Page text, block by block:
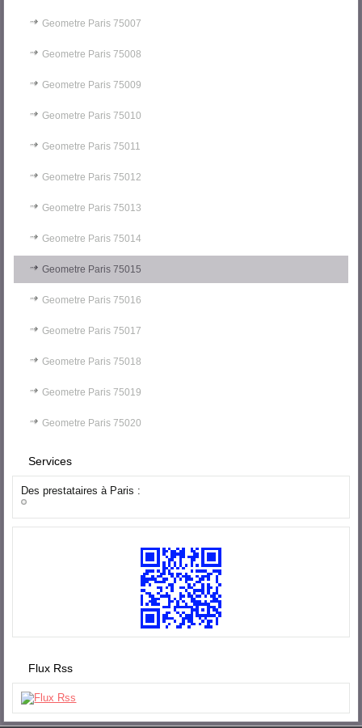
Geometre Paris 75007
Geometre Paris 75008
Geometre Paris 75009
Geometre Paris 75010
Geometre Paris 75011
Geometre Paris 75012
Geometre Paris 75013
Geometre Paris 75014
Geometre Paris 75015
Geometre Paris 75016
Geometre Paris 75017
Geometre Paris 75018
Geometre Paris 75019
Geometre Paris 75020
Services
Des prestataires à Paris :
Flux Rss